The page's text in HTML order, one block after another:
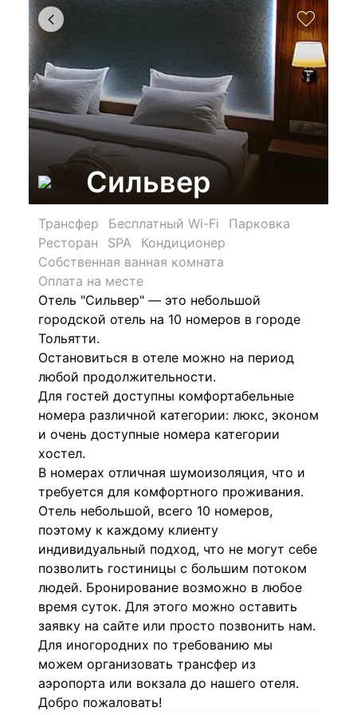
Сильвер
Трансфер Бесплатный Wi-Fi
Парковка
Ресторан
SPA
Кондиционер
Собственная ванная комната
Оплата на месте
Отель "Сильвер" — это небольшой
городской отель на 10 номеров в городе
Тольятти.
Остановиться в отеле можно на период
любой продолжительности.
Для гостей доступны комфортабельные
номера различной категории: люкс, эконом
и очень доступные номера категории
хостел.
В номерах отличная шумоизоляция, что и
требуется для комфортного проживания.
Отель небольшой, всего 10 номеров,
поэтому к каждому клиенту
индивидуальный подход, что не могут себе
позволить гостиницы с большим потоком
людей. Бронирование возможно в любое
время суток. Для этого можно оставить
заявку на сайте или просто позвонить нам.
Для иногородних по требованию мы
можем организовать трансфер из
аэропорта или вокзала до нашего отеля.
Добро пожаловать!